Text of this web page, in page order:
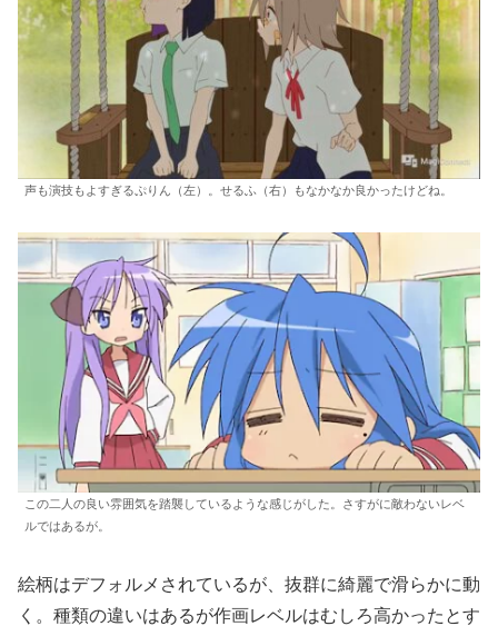
声も演技もよすぎるぷりん（左）。せるふ（右）もなかなか良かったけどね。
この二人の良い雰囲気を踏襲しているような感じがした。さすがに敵わないレベ
ルではあるが。
絵柄はデフォルメされているが、抜群に綺麗で滑らかに動
く。種類の違いはあるが作画レベルはむしろ高かったとす